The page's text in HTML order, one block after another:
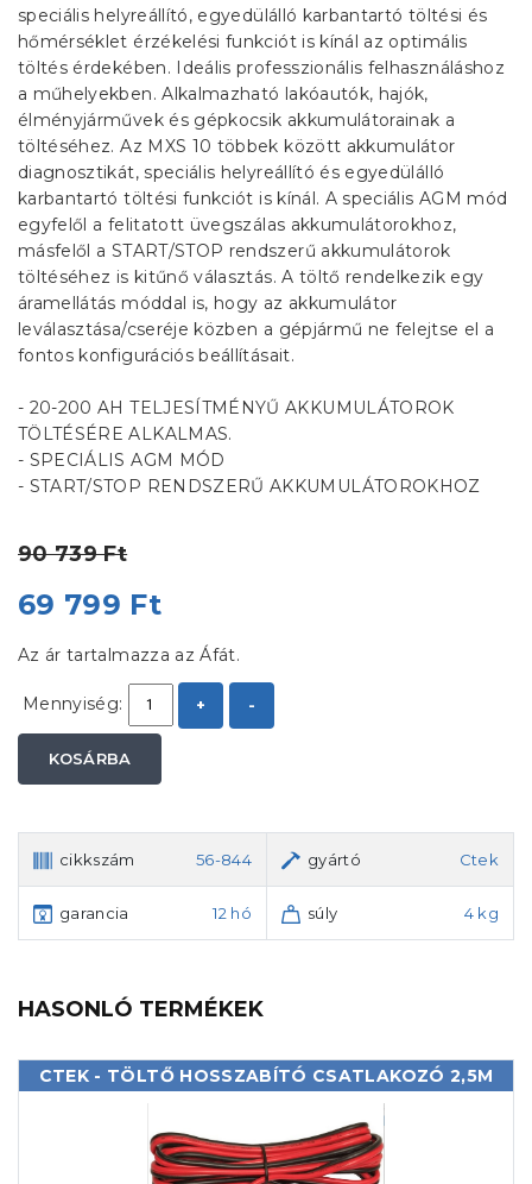
speciális helyreállító, egyedülálló karbantartó töltési és
hőmérséklet érzékelési funkciót is kínál az optimális
töltés érdekében. Ideális professzionális felhasználáshoz
a műhelyekben. Alkalmazható lakóautók, hajók,
élményjárművek és gépkocsik akkumulátorainak a
töltéséhez. Az MXS 10 többek között akkumulátor
diagnosztikát, speciális helyreállító és egyedülálló
karbantartó töltési funkciót is kínál. A speciális AGM mód
egyfelől a felitatott üvegszálas akkumulátorokhoz,
másfelől a START/STOP rendszerű akkumulátorok
töltéséhez is kitűnő választás. A töltő rendelkezik egy
áramellátás móddal is, hogy az akkumulátor
leválasztása/cseréje közben a gépjármű ne felejtse el a
fontos konfigurációs beállításait.
- 20-200 AH TELJESÍTMÉNYŰ AKKUMULÁTOROK
TÖLTÉSÉRE ALKALMAS.
- SPECIÁLIS AGM MÓD
- START/STOP RENDSZERŰ AKKUMULÁTOROKHOZ
90 739 Ft
69 799 Ft
Az ár tartalmazza az Áfát.
Mennyiség: + -
KOSÁRBA
cikkszám 56-844 gyártó Ctek
garancia 12 hó súly 4 kg
HASONLÓ TERMÉKEK
CTEK - TÖLTŐ HOSSZABÍTÓ CSATLAKOZÓ 2,5M